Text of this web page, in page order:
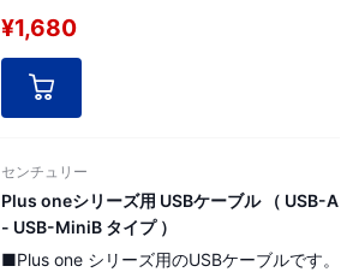
での部品販売です。
¥1,680
センチュリー
Plus oneシリーズ用 USBケーブル （ USB-A
- USB-MiniB タイプ ）
■Plus one シリーズ用のUSBケーブルです。